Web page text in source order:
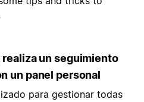
un seguimiento
un panel personal
para gestionar todas